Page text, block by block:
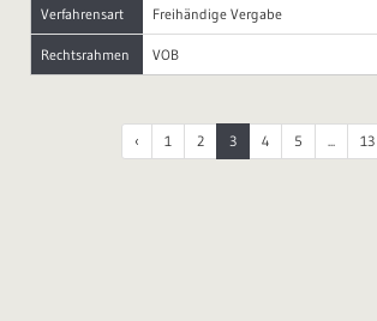
Verfahrensart Freihändige Vergabe
Rechtsrahmen VOB
‹ 1 2 3 4 5 ... 13